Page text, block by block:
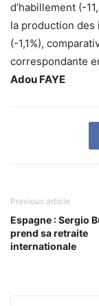
d’habillement (-
la production des
(-1,1%),
correspondante
Adou FAYE
Previous article
Espagne : Sergio
prend sa retraite
internationale